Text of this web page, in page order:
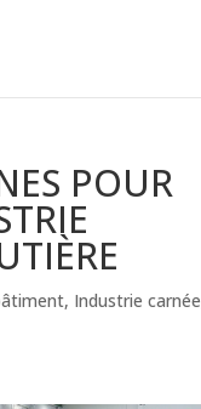
POUR
, Industrie carnée